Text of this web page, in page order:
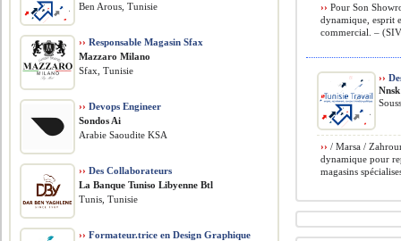
›› Pour Son
dynamique, esprit
commercial. –
››
›› / Marsa /
dynamique pour
magasins
Ben Arous, Tunisie
›› Responsable Magasin Sfax
Mazzaro Milano
Sfax, Tunisie
›› Devops Engineer
Sondos Ai
Arabie Saoudite KSA
›› Des Collaborateurs
La Banque Tuniso Libyenne Btl
Tunis, Tunisie
›› Formateur.trice en Design Graphique